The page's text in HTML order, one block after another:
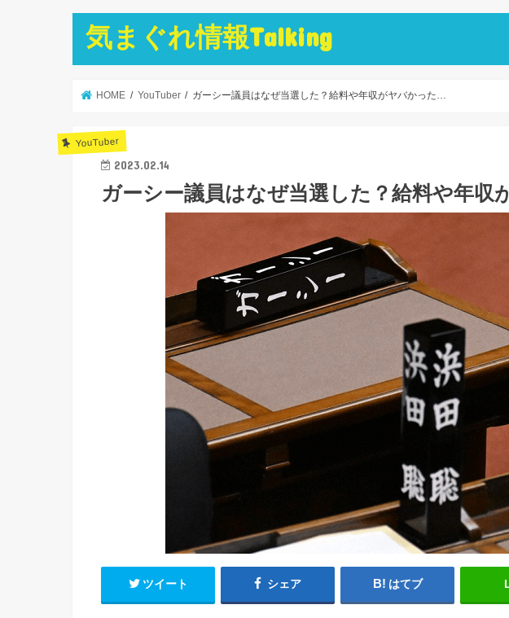
気まぐれ情報Talking
HOME YouTuber ガーシー議員はなぜ当選した？給料や年収がヤバかった…
YouTuber
2023.02.14
ガーシー議員はなぜ当選した？給料や年
ツイート シェア はてブ